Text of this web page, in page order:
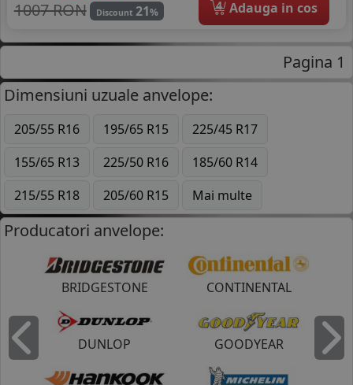
1007 RON
Discount 21%
4 Adauga in cos
Pagina 1
Dimensiuni uzuale anvelope:
205/55 R16 195/65 R15
225/45 R17
155/65 R13
225/50 R16
185/60 R14
215/55 R18
205/60 R15 Mai multe
Producatori anvelope:
BRIDGESTONE CONTINENTAL
DUNLOP GOODYEAR
Inapoi